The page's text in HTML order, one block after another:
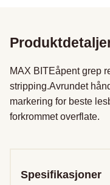
MAX BITEåpent grep
stripping.Avrundet
markering for beste
forkrommet overflate.
Spesifikasjoner